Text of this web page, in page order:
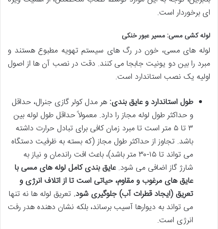
ای برخوردار است.
لوله کشی مسی: مسیر عبور خنکی
لوله های مسی، خون در رگ های سیستم تهویه مطبوع هستند و
مبرد را بین دو یونیت جابجا می کنند. دقت در نصب آن ها از اصول
اولیه یک نصب استاندارد است.
طول استاندارد و عایق بندی: هر مدل کولر گازی جنرال، حداقل
و حداکثر طول لوله مجاز را دارد. معمولاً حداقل طول لوله بین
۳ تا ۵ متر است تا مبرد زمان کافی برای تبادل حرارت داشته
باشد. تجاوز از حداکثر طول مجاز (که بسته به ظرفیت دستگاه
می تواند تا ۱۵-۳۰ متر باشد)، باعث افت راندمان و نیاز به
شارژ گاز اضافی می شود.عایق بندی کامل لوله های مسی با
عایق های مرغوب و مقاوم، حیاتی است تا از اتلاف انرژی و
تعریق (ایجاد قطرات آب) جلوگیری شود. تعریق لوله ها نه تنها
می تواند به دیوارها آسیب برساند، بلکه نشان دهنده هدر رفت
انرژی است.